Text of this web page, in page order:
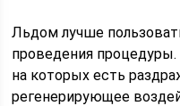
Льдом лучше
проведения
на которых есть
регенерирующее